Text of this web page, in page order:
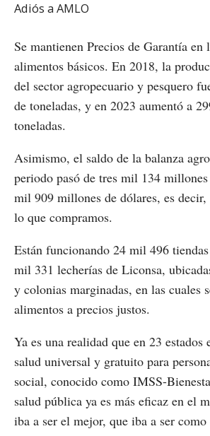
Adiós a AMLO
Se mantienen Precios de Garantía en
alimentos básicos. En 2018, la
del sector agropecuario y pesquero
de toneladas, y en 2023 aumentó a
toneladas.
Asimismo, el saldo de la balanza
periodo pasó de tres mil 134
mil 909 millones de dólares, es decir,
lo que compramos.
Están funcionando 24 mil 496
mil 331 lecherías de Liconsa,
y colonias marginadas, en las cuales
alimentos a precios justos.
Ya es una realidad que en 23 estados
salud universal y gratuito para
social, conocido como IMSS-
salud pública ya es más eficaz en el
iba a ser el mejor, que iba a ser